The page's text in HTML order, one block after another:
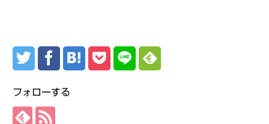
フォローする